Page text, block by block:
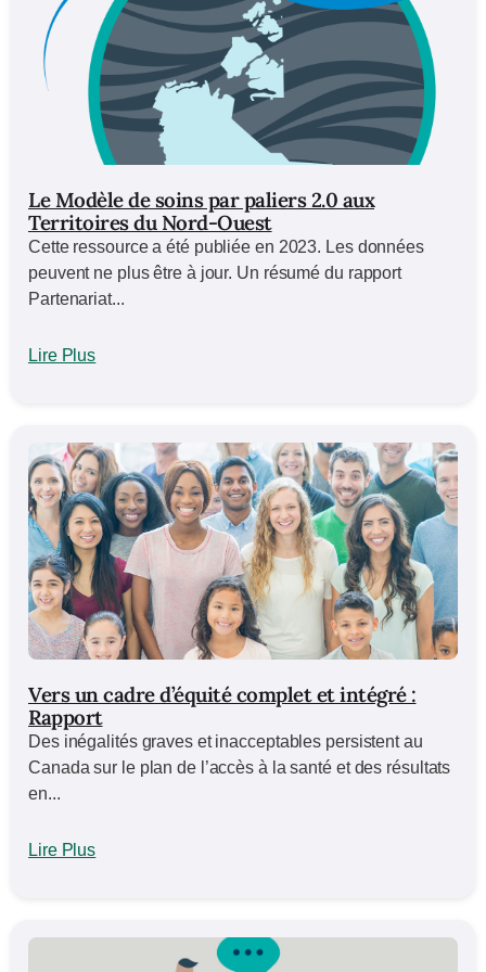
Le Modèle de soins par paliers 2.0 aux
Territoires du Nord-Ouest
Cette ressource a été publiée en 2023. Les données
peuvent ne plus être à jour. Un résumé du rapport
Partenariat...
Lire Plus
Vers un cadre d’équité complet et intégré :
Rapport
Des inégalités graves et inacceptables persistent au
Canada sur le plan de l’accès à la santé et des résultats
en...
Lire Plus